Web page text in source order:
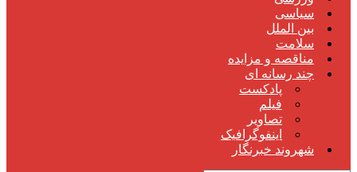
سیاسی
بین الملل
سلامت
مناقصه و مزایده
چند رسانه ای
پادکست
فیلم
تصاویر
اینفوگرافیک
شهروند خبرنگار